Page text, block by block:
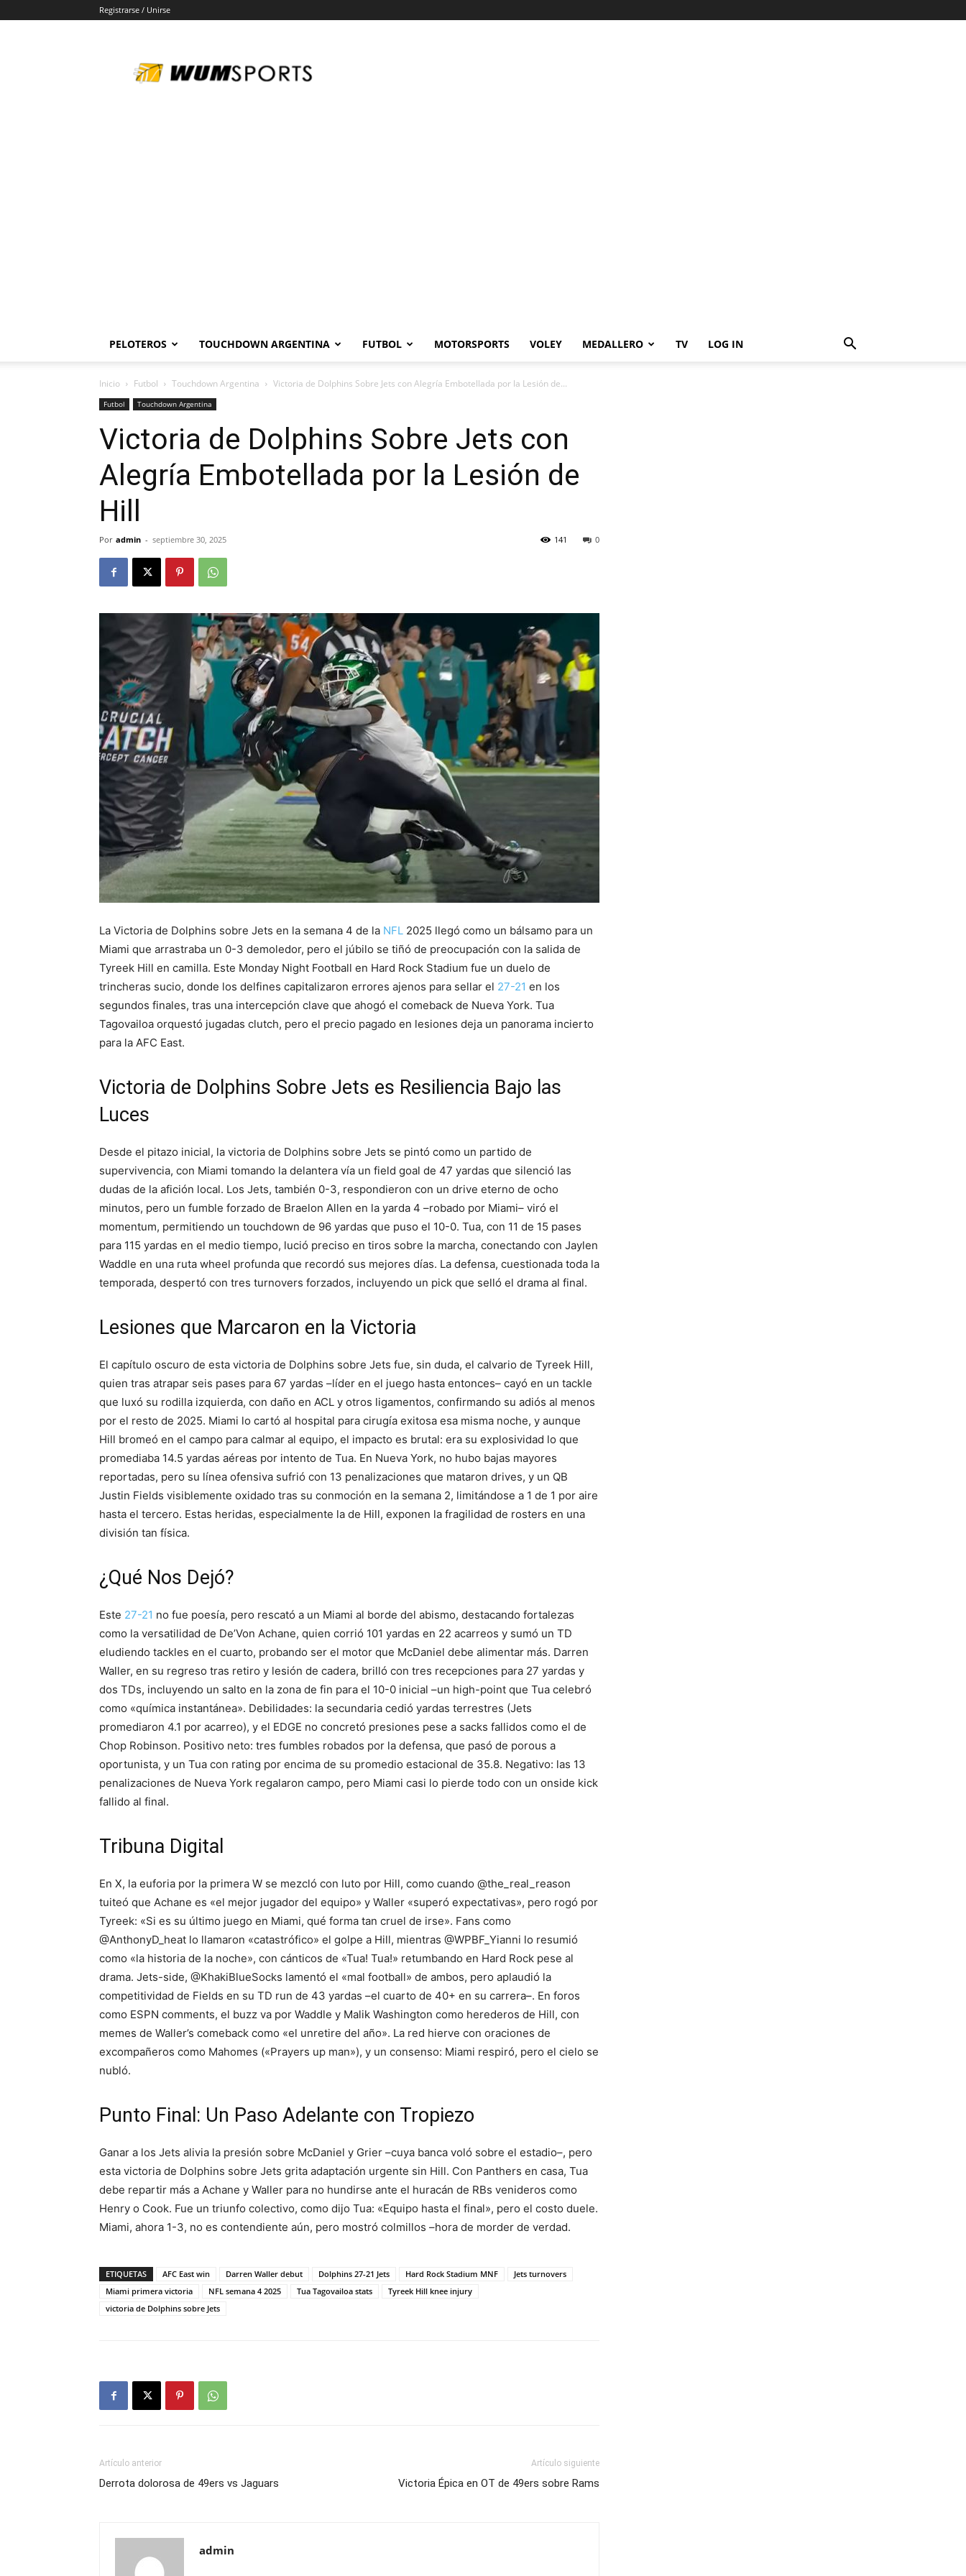
Registrarse / Unirse
PELOTEROS TOUCHDOWN ARGENTINA FUTBOL MOTORSPORTS VOLEY MEDALLERO TV LOG IN
Inicio Futbol Touchdown Argentina Victoria de Dolphins Sobre Jets con Alegría Embotellada por la Lesión de...
Futbol Touchdown Argentina
Victoria de Dolphins Sobre Jets con
Alegría Embotellada por la Lesión de
Hill
Por admin - septiembre 30, 2025 0
141
La Victoria de Dolphins sobre Jets en la semana 4 de la NFL 2025 llegó como un bálsamo para un
Miami que arrastraba un 0-3 demoledor, pero el júbilo se tiñó de preocupación con la salida de
Tyreek Hill en camilla. Este Monday Night Football en Hard Rock Stadium fue un duelo de
trincheras sucio, donde los delfines capitalizaron errores ajenos para sellar el 27-21 en los
segundos finales, tras una intercepción clave que ahogó el comeback de Nueva York. Tua
Tagovailoa orquestó jugadas clutch, pero el precio pagado en lesiones deja un panorama incierto
para la AFC East.
Victoria de Dolphins Sobre Jets es Resiliencia Bajo las
Luces
Desde el pitazo inicial, la victoria de Dolphins sobre Jets se pintó como un partido de
supervivencia, con Miami tomando la delantera vía un field goal de 47 yardas que silenció las
dudas de la afición local. Los Jets, también 0-3, respondieron con un drive eterno de ocho
minutos, pero un fumble forzado de Braelon Allen en la yarda 4 –robado por Miami– viró el
momentum, permitiendo un touchdown de 96 yardas que puso el 10-0. Tua, con 11 de 15 pases
para 115 yardas en el medio tiempo, lució preciso en tiros sobre la marcha, conectando con Jaylen
Waddle en una ruta wheel profunda que recordó sus mejores días. La defensa, cuestionada toda la
temporada, despertó con tres turnovers forzados, incluyendo un pick que selló el drama al final.
Lesiones que Marcaron en la Victoria
El capítulo oscuro de esta victoria de Dolphins sobre Jets fue, sin duda, el calvario de Tyreek Hill,
quien tras atrapar seis pases para 67 yardas –líder en el juego hasta entonces– cayó en un tackle
que luxó su rodilla izquierda, con daño en ACL y otros ligamentos, confirmando su adiós al menos
por el resto de 2025. Miami lo cartó al hospital para cirugía exitosa esa misma noche, y aunque
Hill bromeó en el campo para calmar al equipo, el impacto es brutal: era su explosividad lo que
promediaba 14.5 yardas aéreas por intento de Tua. En Nueva York, no hubo bajas mayores
reportadas, pero su línea ofensiva sufrió con 13 penalizaciones que mataron drives, y un QB
Justin Fields visiblemente oxidado tras su conmoción en la semana 2, limitándose a 1 de 1 por aire
hasta el tercero. Estas heridas, especialmente la de Hill, exponen la fragilidad de rosters en una
división tan física.
¿Qué Nos Dejó?
Este 27-21 no fue poesía, pero rescató a un Miami al borde del abismo, destacando fortalezas
como la versatilidad de De’Von Achane, quien corrió 101 yardas en 22 acarreos y sumó un TD
eludiendo tackles en el cuarto, probando ser el motor que McDaniel debe alimentar más. Darren
Waller, en su regreso tras retiro y lesión de cadera, brilló con tres recepciones para 27 yardas y
dos TDs, incluyendo un salto en la zona de fin para el 10-0 inicial –un high-point que Tua celebró
como «química instantánea». Debilidades: la secundaria cedió yardas terrestres (Jets
promediaron 4.1 por acarreo), y el EDGE no concretó presiones pese a sacks fallidos como el de
Chop Robinson. Positivo neto: tres fumbles robados por la defensa, que pasó de porous a
oportunista, y un Tua con rating por encima de su promedio estacional de 35.8. Negativo: las 13
penalizaciones de Nueva York regalaron campo, pero Miami casi lo pierde todo con un onside kick
fallido al final.
Tribuna Digital
En X, la euforia por la primera W se mezcló con luto por Hill, como cuando @the_real_reason
tuiteó que Achane es «el mejor jugador del equipo» y Waller «superó expectativas», pero rogó por
Tyreek: «Si es su último juego en Miami, qué forma tan cruel de irse». Fans como
@AnthonyD_heat lo llamaron «catastrófico» el golpe a Hill, mientras @WPBF_Yianni lo resumió
como «la historia de la noche», con cánticos de «Tua! Tua!» retumbando en Hard Rock pese al
drama. Jets-side, @KhakiBlueSocks lamentó el «mal football» de ambos, pero aplaudió la
competitividad de Fields en su TD run de 43 yardas –el cuarto de 40+ en su carrera–. En foros
como ESPN comments, el buzz va por Waddle y Malik Washington como herederos de Hill, con
memes de Waller’s comeback como «el unretire del año». La red hierve con oraciones de
excompañeros como Mahomes («Prayers up man»), y un consenso: Miami respiró, pero el cielo se
nubló.
Punto Final: Un Paso Adelante con Tropiezo
Ganar a los Jets alivia la presión sobre McDaniel y Grier –cuya banca voló sobre el estadio–, pero
esta victoria de Dolphins sobre Jets grita adaptación urgente sin Hill. Con Panthers en casa, Tua
debe repartir más a Achane y Waller para no hundirse ante el huracán de RBs venideros como
Henry o Cook. Fue un triunfo colectivo, como dijo Tua: «Equipo hasta el final», pero el costo duele.
Miami, ahora 1-3, no es contendiente aún, pero mostró colmillos –hora de morder de verdad.
ETIQUETAS AFC East win Darren Waller debut Dolphins 27-21 Jets Hard Rock Stadium MNF
Jets turnovers
Miami primera victoria
NFL semana 4 2025 Tua Tagovailoa stats
Tyreek Hill knee injury
victoria de Dolphins sobre Jets
Artículo anterior
Derrota dolorosa de 49ers vs Jaguars
Artículo siguiente
Victoria Épica en OT de 49ers sobre Rams
admin